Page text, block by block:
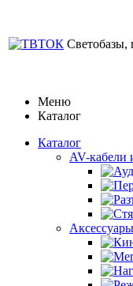
Светобазы,
Меню
Каталог
Каталог
AV-кабели